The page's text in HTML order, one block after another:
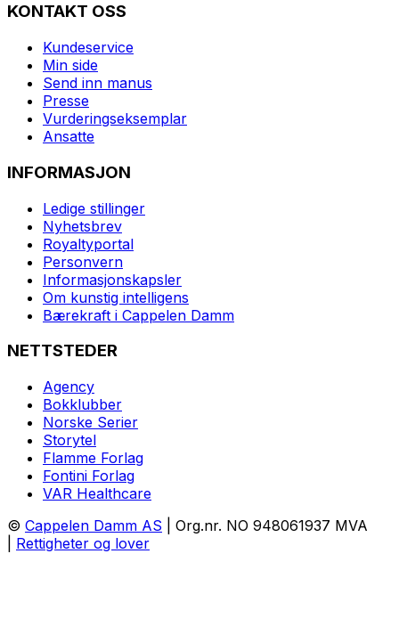
KONTAKT OSS
Kundeservice
Min side
Send inn manus
Presse
Vurderingseksemplar
Ansatte
INFORMASJON
Ledige stillinger
Nyhetsbrev
Royaltyportal
Personvern
Informasjonskapsler
Om kunstig intelligens
Bærekraft i Cappelen Damm
NETTSTEDER
Agency
Bokklubber
Norske Serier
Storytel
Flamme Forlag
Fontini Forlag
VAR Healthcare
© Cappelen Damm AS | Org.nr. NO 948061937 MVA
Rettigheter og lover